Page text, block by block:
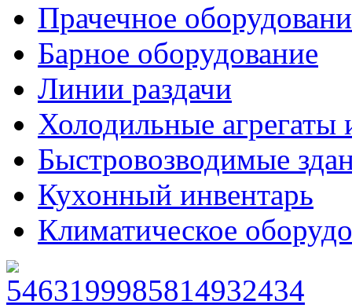
Прачечное
Барное оборудование
Линии раздачи
Холодильные агрегаты
Быстровозводимые
Кухонный инвентарь
Климатическое